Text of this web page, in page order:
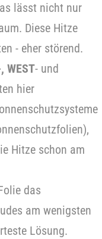
lässt nicht nur
Diese Hitze
- eher störend.
WEST- und
hier
Hitze schon am
das
am wenigsten
Lösung.